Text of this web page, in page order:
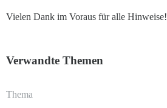
Vielen Dank im Voraus für alle Hinweise!
Verwandte Themen
Thema